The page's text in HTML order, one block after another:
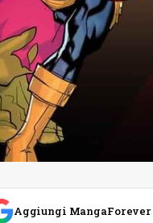
Aggiungi